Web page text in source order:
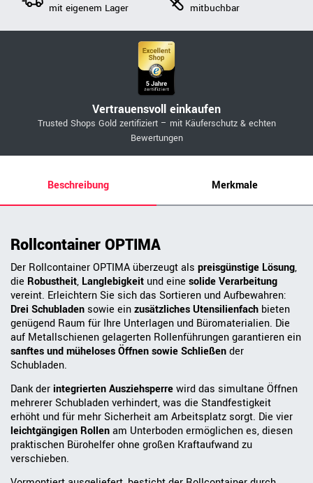
mit eigenem Lager
mitbuchbar
Vertrauensvoll einkaufen
Trusted Shops Gold zertifiziert – mit Käuferschutz & echten
Bewertungen
Beschreibung Merkmale
Rollcontainer OPTIMA
Der Rollcontainer OPTIMA überzeugt als preisgünstige Lösung,
die Robustheit, Langlebigkeit und eine solide Verarbeitung
vereint. Erleichtern Sie sich das Sortieren und Aufbewahren:
Drei Schubladen sowie einzusätzliches Utensilienfach bieten
genügend Raum für Ihre Unterlagen und Büromaterialien. Die
auf Metallschienen gelagerten Rollenführungen garantieren ein
sanftes und müheloses Öffnen sowie Schließender
Schubladen.
Dank derintegrierten Ausziehsperrewird das simultane Öffnen
mehrerer Schubladen verhindert, was die Standfestigkeit
erhöht und für mehr Sicherheit am Arbeitsplatz sorgt. Die vier
leichtgängigen Rollenam Unterboden ermöglichen es, diesen
praktischen Bürohelfer ohne großen Kraftaufwand zu
verschieben.